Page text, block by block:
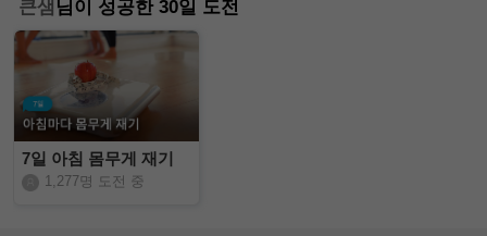
큰샘 님이 성공한 30일 도전
7일 아침 몸무게 재기
1,277명 도전 중